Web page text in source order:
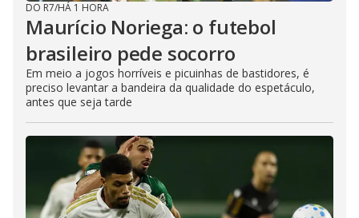
DO R7/HÁ 1 HORA
Maurício Noriega: o futebol
brasileiro pede socorro
Em meio a jogos horríveis e picuinhas de bastidores, é
preciso levantar a bandeira da qualidade do espetáculo,
antes que seja tarde